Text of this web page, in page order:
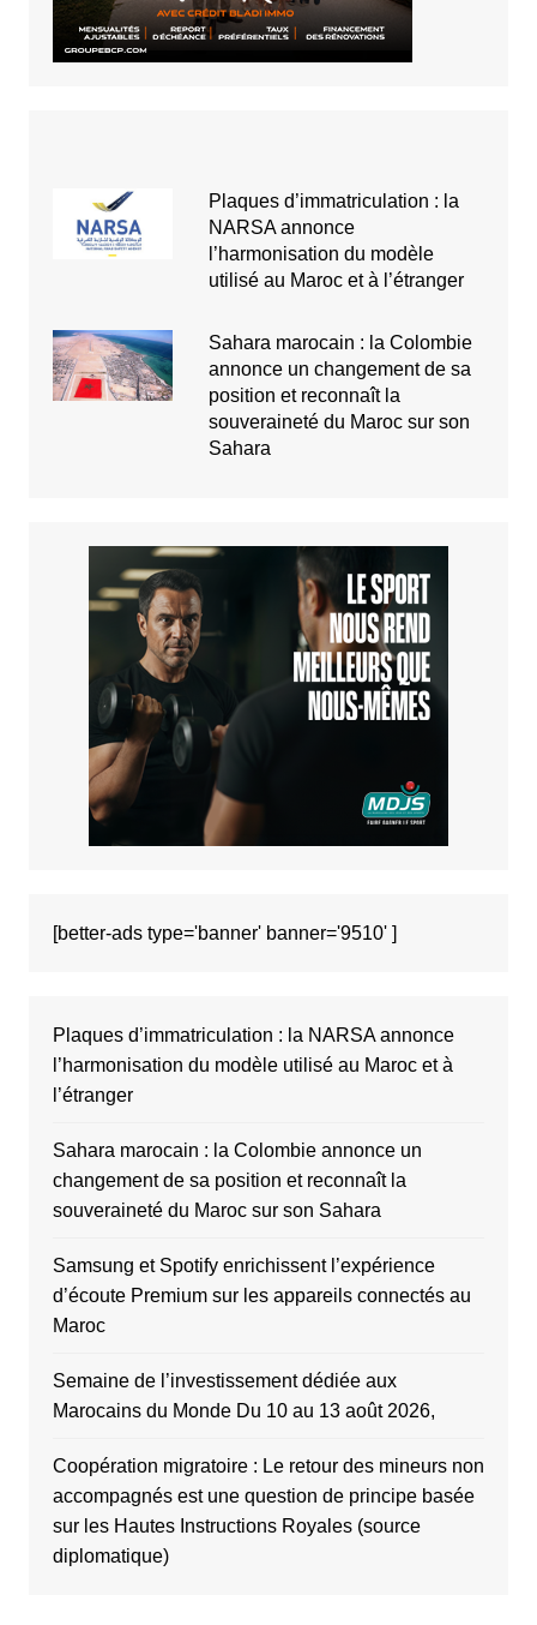
Plaques d’immatriculation : la
NARSA annonce
l’harmonisation du modèle
utilisé au Maroc et à l’étranger
Sahara marocain : la Colombie
annonce un changement de sa
position et reconnaît la
souveraineté du Maroc sur son
Sahara
[better-ads type='banner' banner='9510' ]
Plaques d’immatriculation : la NARSA annonce
l’harmonisation du modèle utilisé au Maroc et à
l’étranger
Sahara marocain : la Colombie annonce un
changement de sa position et reconnaît la
souveraineté du Maroc sur son Sahara
Samsung et Spotify enrichissent l’expérience
d’écoute Premium sur les appareils connectés au
Maroc
Semaine de l’investissement dédiée aux
Marocains du Monde Du 10 au 13 août 2026,
Coopération migratoire : Le retour des mineurs non
accompagnés est une question de principe basée
sur les Hautes Instructions Royales (source
diplomatique)